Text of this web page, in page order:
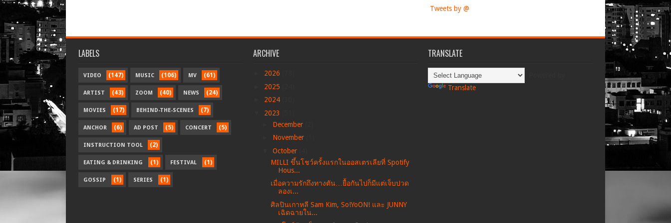
Tweets by @
LABELS
VIDEO (147) MUSIC (106) MV (61)
ARTIST (43) ZOOM (40) NEWS (24)
MOVIES (17) BEHIND-THE-SCENES (7)
ANCHOR (6) AD POST (5) CONCERT (5)
INSTRUCTION TOOL (2)
EATING & DRINKING (1) FESTIVAL (1)
GOSSIP (1) SERIES (1)
ARCHIVE
2026
2025
2024
2023
December
November
October
MILLI ขึ้นโชว์ครั้งแรกในออสเตรเลียที่ Spotify
Hous...
เมื่อความรักถึงทางตัน…ยื้อกันไปก็มีแต่เจ็บปวด
ลองเ...
ศิลปินเกาหลี Sam Kim, So!YoON! และ JUNNY
เฉิดฉายใน...
TRANSLATE
Translate